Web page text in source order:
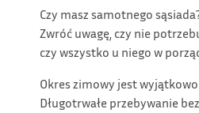
Czy masz samotnego
Zwróć uwagę, czy nie
czy wszystko u niego w
Okres zimowy jest
Długotrwałe przebywanie